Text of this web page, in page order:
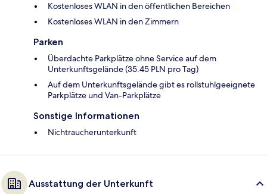
Kostenloses WLAN in den öffentlichen Bereichen
Kostenloses WLAN in den Zimmern
Parken
Überdachte Parkplätze ohne Service auf dem
Unterkunftsgelände (35.45 PLN pro Tag)
Auf dem Unterkunftsgelände gibt es rollstuhlgeeignete
Parkplätze und Van-Parkplätze
Sonstige Informationen
Nichtraucherunterkunft
Ausstattung der Unterkunft